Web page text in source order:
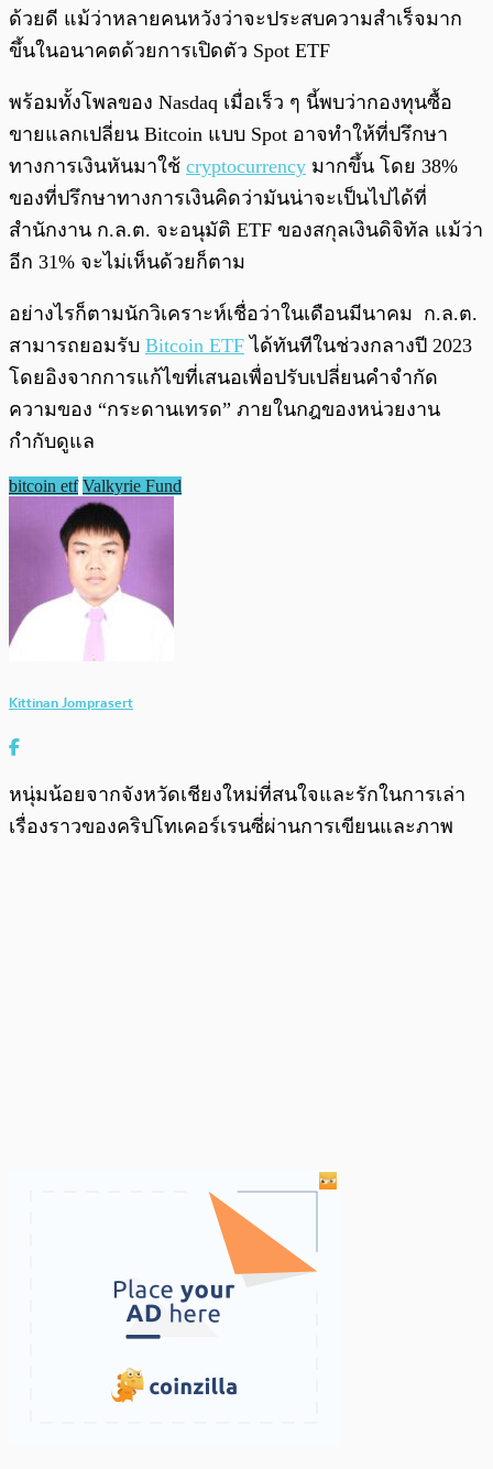
ด้วยดี แม้ว่าหลายคนหวังว่าจะประสบความสำเร็จมาก
ขึ้นในอนาคตด้วยการเปิดตัว Spot ETF
พร้อมทั้งโพลของ Nasdaq เมื่อเร็ว ๆ นี้พบว่ากองทุนซื้อ
ขายแลกเปลี่ยน Bitcoin แบบ Spot อาจทำให้ที่ปรึกษา
ทางการเงินหันมาใช้ cryptocurrency มากขึ้น โดย 38%
ของที่ปรึกษาทางการเงินคิดว่ามันน่าจะเป็นไปได้ที่
สำนักงาน ก.ล.ต. จะอนุมัติ ETF ของสกุลเงินดิจิทัล แม้ว่า
อีก 31% จะไม่เห็นด้วยก็ตาม
อย่างไรก็ตามนักวิเคราะห์เชื่อว่าในเดือนมีนาคม ก.ล.ต.
สามารถยอมรับ Bitcoin ETF ได้ทันทีในช่วงกลางปี ​​2023
โดยอิงจากการแก้ไขที่เสนอเพื่อปรับเปลี่ยนคำจำกัด
ความของ “กระดานเทรด” ภายในกฎของหน่วยงาน
กำกับดูแล
bitcoin etf Valkyrie Fund
Kittinan Jomprasert
หนุ่มน้อยจากจังหวัดเชียงใหม่ที่สนใจและรักในการเล่า
เรื่องราวของคริปโทเคอร์เรนซี่ผ่านการเขียนและภาพ